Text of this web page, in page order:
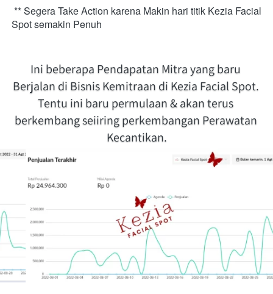
** Segera Take Action karena Makin hari titik Kezia Facial
Spot semakin Penuh
Ini beberapa Pendapatan Mitra yang baru
Berjalan di Bisnis Kemitraan di Kezia Facial Spot.
Tentu ini baru permulaan & akan terus
berkembang seiiring perkembangan Perawatan
Kecantikan.